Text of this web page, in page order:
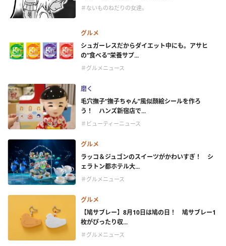
＃ないものねだりの女達。
グルメ
シュガーレスだからダイエット中にも。アサヒ
の“食べる”栄養サプ...
＃グルメニュース
磨く
毛穴撫子“撫子ちゃん”風似顔絵シールを作ろ
う！ ハンズ新宿店で...
＃ビューティーニュース
グルメ
ラッコ＆ジュゴンのスイーツがかわいすぎ！ シ
ェラトン都ホテル大...
＃グルメニュース
グルメ
【鳩サブレー】8月10日は鳩の日！ 鳩サブレー1
枚がぴったり収...
＃グルメニュース